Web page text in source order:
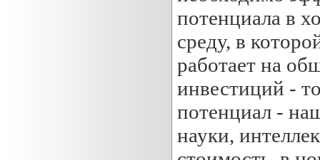
потенциала в
среду, в
работает на
инвестиций -
потенциал -
науки,